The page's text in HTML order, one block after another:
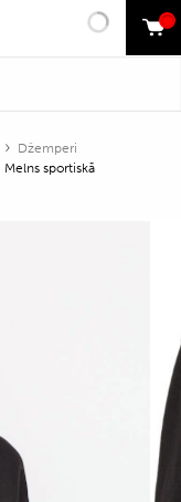
0
Džemperi
Melns sportiskā